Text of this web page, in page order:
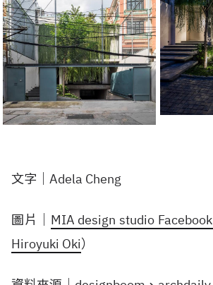
文字｜Adela Cheng
圖片｜ MIA design studio Facebook
Hiroyuki Oki）